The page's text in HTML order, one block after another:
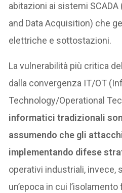
abitazioni ai sistemi SCADA
and Data Acquisition) che
elettriche e sottostazioni.
La vulnerabilità più critica
dalla convergenza IT/OT
Technology/Operational
informatici tradizionali
assumendo che gli
implementando difese
operativi industriali, invece,
un’epoca in cui